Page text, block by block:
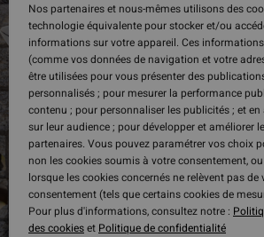
Nos partenaires et nous-mêmes utilisons des
technologie équivalente pour stocker et/ou
informations sur votre appareil. Ces
(comme vos données de navigation et votre
être utilisées pour vous présenter des
personnalisés ; pour mesurer la performance
contenu ; pour personnaliser les publicités ; et
sur leur audience ; pour développer et améliorer
partenaires. Vous pouvez paramétrer vos choix
non les cookies soumis à votre consentement,
lorsque les cookies concernés ne relèvent pas de
consentement (tels que certains cookies de
Pour plus d'informations, consultez notre :
des cookieset Politique de confidentialité